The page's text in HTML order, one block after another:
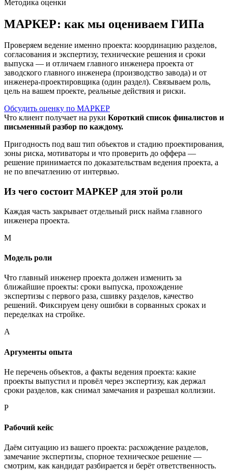
Методика оценки
МАРКЕР: как мы оцениваем ГИПа
Проверяем ведение именно проекта: координацию разделов,
согласования и экспертизу, технические решения и сроки
выпуска — и отличаем главного инженера проекта от
заводского главного инженера (производство завода) и от
инженера‑проектировщика (один раздел). Связываем роль,
цель на вашем проекте, реальные действия и риски.
Обсудить оценку по МАРКЕР
Что клиент получает на руки Короткий список финалистов и
письменный разбор по каждому.
Пригодность под ваш тип объектов и стадию проектирования,
зоны риска, мотиваторы и что проверить до оффера —
решение принимается по доказательствам ведения проекта, а
не по впечатлению от интервью.
Из чего состоит МАРКЕР для этой роли
Каждая часть закрывает отдельный риск найма главного
инженера проекта.
М
Модель роли
Что главный инженер проекта должен изменить за
ближайшие проекты: сроки выпуска, прохождение
экспертизы с первого раза, сшивку разделов, качество
решений. Фиксируем цену ошибки в сорванных сроках и
переделках на стройке.
А
Аргументы опыта
Не перечень объектов, а факты ведения проекта: какие
проекты выпустил и провёл через экспертизу, как держал
сроки разделов, как снимал замечания и разрешал коллизии.
Р
Рабочий кейс
Даём ситуацию из вашего проекта: расхождение разделов,
замечание экспертизы, спорное техническое решение —
смотрим, как кандидат разбирается и берёт ответственность.